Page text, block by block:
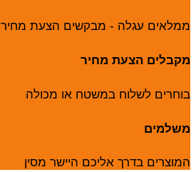
ממלאים עגלה - מבקשים הצעת מחיר
מקבלים הצעת מחיר
בוחרים לשלוח במשטח או מכולה
משלמים
המוצרים בדרך אליכם היישר מסין